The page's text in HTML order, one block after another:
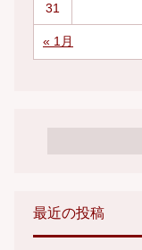
« 1月
31
最近の投稿